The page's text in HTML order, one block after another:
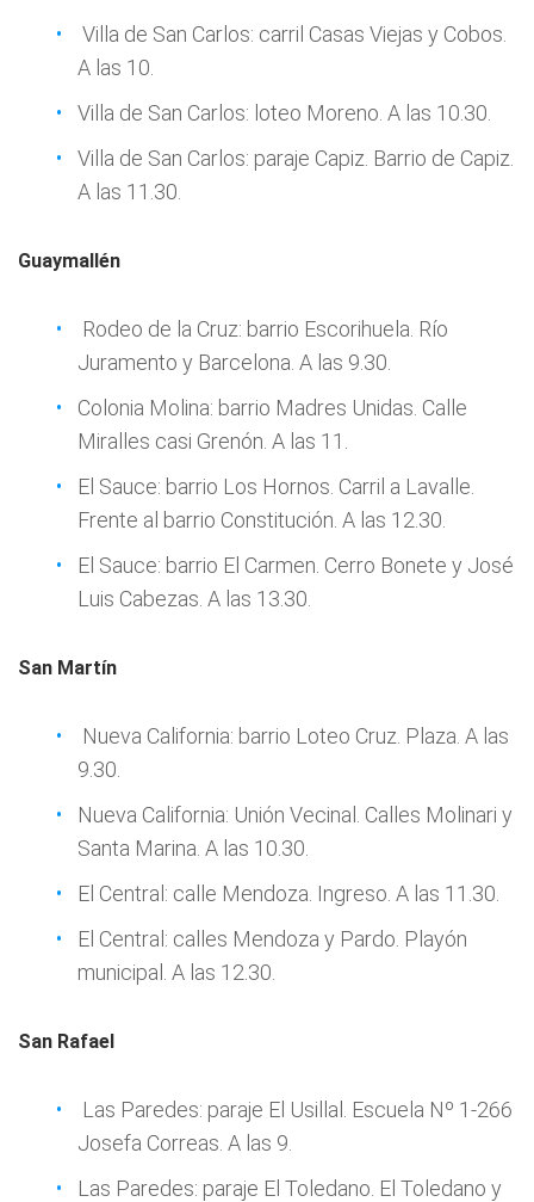
Villa de San Carlos: carril Casas Viejas y Cobos.
A las 10.
Villa de San Carlos: loteo Moreno. A las 10.30.
Villa de San Carlos: paraje Capiz. Barrio de Capiz.
A las 11.30.
Guaymallén
Rodeo de la Cruz: barrio Escorihuela. Río
Juramento y Barcelona. A las 9.30.
Colonia Molina: barrio Madres Unidas. Calle
Miralles casi Grenón. A las 11.
El Sauce: barrio Los Hornos. Carril a Lavalle.
Frente al barrio Constitución. A las 12.30.
El Sauce: barrio El Carmen. Cerro Bonete y José
Luis Cabezas. A las 13.30.
San Martín
Nueva California: barrio Loteo Cruz. Plaza. A las
9.30.
Nueva California: Unión Vecinal. Calles Molinari y
Santa Marina. A las 10.30.
El Central: calle Mendoza. Ingreso. A las 11.30.
El Central: calles Mendoza y Pardo. Playón
municipal. A las 12.30.
San Rafael
Las Paredes: paraje El Usillal. Escuela Nº 1-266
Josefa Correas. A las 9.
Las Paredes: paraje El Toledano. El Toledano y